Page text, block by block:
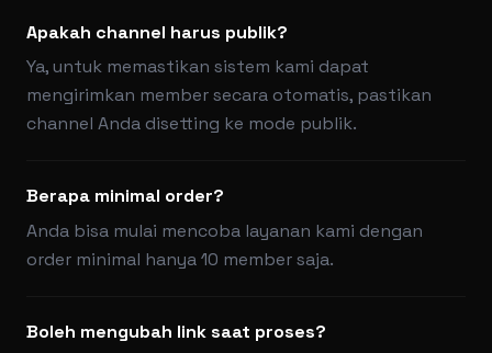
Apakah channel harus publik?
Ya, untuk memastikan sistem kami dapat
mengirimkan member secara otomatis, pastikan
channel Anda disetting ke mode publik.
Berapa minimal order?
Anda bisa mulai mencoba layanan kami dengan
order minimal hanya 10 member saja.
Boleh mengubah link saat proses?